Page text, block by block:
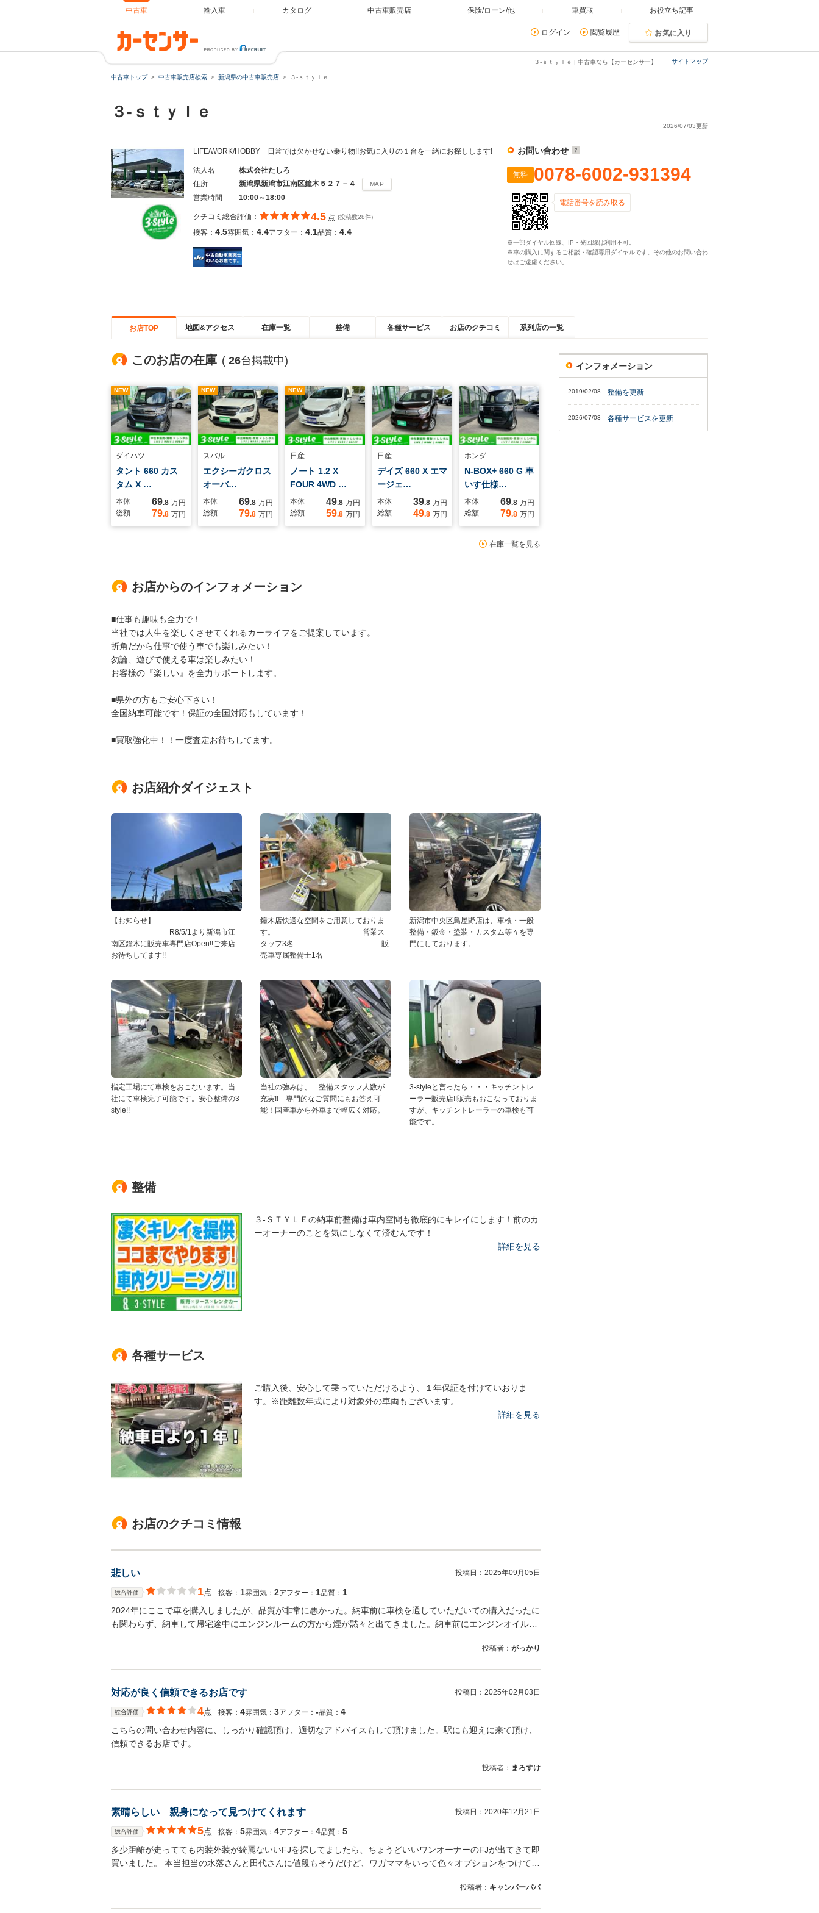
中古車 輸入車 カタログ 中古車販売店 保険/ローン/他 車買取 お役立ち記事
ログイン 閲覧履歴 お気に入り
サイトマップ
３‐ｓｔｙｌｅ | 中古車なら【カーセンサー】
中古車トップ 中古車販売店検索 新潟県の中古車販売店 ３‐ｓｔｙｌｅ
３‐ｓｔｙｌｅ
2026/07/03更新
LIFE/WORK/HOBBY 日常では欠かせない乗り物!!お気に入りの１台を一緒にお探しします!
法人名
株式会社たしろ
住所
新潟県新潟市江南区鐘木５２７－４ MAP
営業時間 10:00～18:00
クチコミ総合評価： 4.5 点 (投稿数28件)
接客： 4.5雰囲気： 4.4アフター： 4.1品質： 4.4
お問い合わせ
無料 0078-6002-931394
電話番号を読み取る
※一部ダイヤル回線、IP・光回線は利用不可。
※車の購入に関するご相談・確認専用ダイヤルです。その他のお問い合わ
せはご遠慮ください。
お店TOP 地図&アクセス 在庫一覧 整備 各種サービス お店のクチコミ 系列店の一覧
このお店の在庫 ( 26台掲載中)
NEW
ダイハツ
タント 660 カス
タム X …
本体 69.8 万円
総額
79.8 万円
NEW
スバル
エクシーガクロス
オーバ…
本体 69.8 万円
総額
79.8 万円
NEW
日産
ノート 1.2 X
FOUR 4WD …
本体 49.8 万円
総額
59.8 万円
日産
デイズ 660 X エマ
ージェ…
本体 39.8 万円
総額
49.8 万円
ホンダ
N-BOX+ 660 G 車
いす仕様…
本体 69.8 万円
総額
79.8 万円
在庫一覧を見る
お店からのインフォメーション
■仕事も趣味も全力で！
当社では人生を楽しくさせてくれるカーライフをご提案しています。
折角だから仕事で使う車でも楽しみたい！
勿論、遊びで使える車は楽しみたい！
お客様の『楽しい』を全力サポートします。
■県外の方もご安心下さい！
全国納車可能です！保証の全国対応もしています！
■買取強化中！！一度査定お待ちしてます。
お店紹介ダイジェスト
【お知らせ】
R8/5/1より新潟市江
南区鐘木に販売車専門店Open!!ご来店
お待ちしてます!!
鐘木店快適な空間をご用意しておりま
す。 営業ス
タッフ3名 販
売車専属整備士1名
新潟市中央区鳥屋野店は、車検・一般
整備・鈑金・塗装・カスタム等々を専
門にしております。
指定工場にて車検をおこないます。当
社にて車検完了可能です。安心整備の3-
style!!
当社の強みは、 整備スタッフ人数が
充実!! 専門的なご質問にもお答え可
能！国産車から外車まで幅広く対応。
3-styleと言ったら・・・キッチントレ
ーラー販売店!!販売もおこなっておりま
すが、キッチントレーラーの車検も可
能です。
整備
３-ＳＴＹＬＥの納車前整備は車内空間も徹底的にキレイにします！前のカ
ーオーナーのことを気にしなくて済むんです！
詳細を見る
各種サービス
ご購入後、安心して乗っていただけるよう、１年保証を付けていおりま
す。※距離数年式により対象外の車両もございます。
詳細を見る
お店のクチコミ情報
悲しい 投稿日： 2025年09月05日
総合評価 1点 接客： 1雰囲気： 2アフター： 1品質： 1
2024年にここで車を購入しましたが、品質が非常に悪かった。納車前に車検を通していただいての購入だったに
も関わらず、納車して帰宅途中にエンジンルームの方から煙が黙々と出てきました。納車前にエンジンオイル…
投稿者： がっかり
対応が良く信頼できるお店です 投稿日： 2025年02月03日
総合評価 4点 接客： 4雰囲気： 3アフター： ‐品質： 4
こちらの問い合わせ内容に、しっかり確認頂け、適切なアドバイスもして頂けました。駅にも迎えに来て頂け、
信頼できるお店です。
投稿者： まろすけ
素晴らしい 親身になって見つけてくれます 投稿日： 2020年12月21日
総合評価 5点 接客： 5雰囲気： 4アフター： 4品質： 5
多少距離が走ってても内装外装が綺麗ないいFJを探してましたら、ちょうどいいワンオーナーのFJが出てきて即
買いました。 本当担当の水落さんと田代さんに値段もそうだけど、ワガママをいって色々オプションをつけて…
投稿者： キャンパーパパ
インフォメーション
2019/02/08 整備を更新
2026/07/03 各種サービスを更新